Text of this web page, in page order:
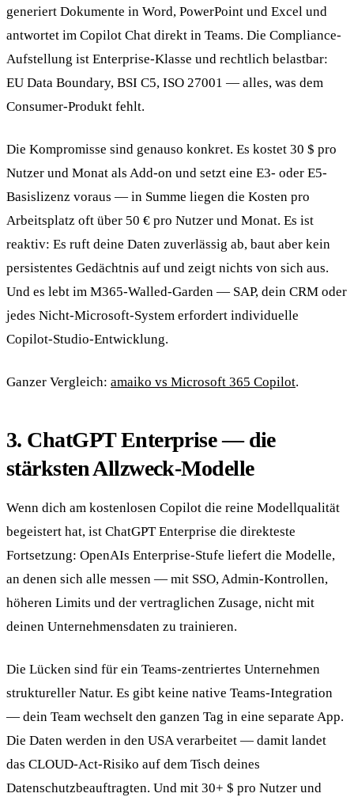
generiert Dokumente in Word, PowerPoint und Excel und
antwortet im Copilot Chat direkt in Teams. Die Compliance-
Aufstellung ist Enterprise-Klasse und rechtlich belastbar:
EU Data Boundary, BSI C5, ISO 27001 — alles, was dem
Consumer-Produkt fehlt.
Die Kompromisse sind genauso konkret. Es kostet 30 $ pro
Nutzer und Monat als Add-on und setzt eine E3- oder E5-
Basislizenz voraus — in Summe liegen die Kosten pro
Arbeitsplatz oft über 50 € pro Nutzer und Monat. Es ist
reaktiv: Es ruft deine Daten zuverlässig ab, baut aber kein
persistentes Gedächtnis auf und zeigt nichts von sich aus.
Und es lebt im M365-Walled-Garden — SAP, dein CRM oder
jedes Nicht-Microsoft-System erfordert individuelle
Copilot-Studio-Entwicklung.
Ganzer Vergleich: amaiko vs Microsoft 365 Copilot.
3. ChatGPT Enterprise — die
stärksten Allzweck-Modelle
Wenn dich am kostenlosen Copilot die reine Modellqualität
begeistert hat, ist ChatGPT Enterprise die direkteste
Fortsetzung: OpenAIs Enterprise-Stufe liefert die Modelle,
an denen sich alle messen — mit SSO, Admin-Kontrollen,
höheren Limits und der vertraglichen Zusage, nicht mit
deinen Unternehmensdaten zu trainieren.
Die Lücken sind für ein Teams-zentriertes Unternehmen
struktureller Natur. Es gibt keine native Teams-Integration
— dein Team wechselt den ganzen Tag in eine separate App.
Die Daten werden in den USA verarbeitet — damit landet
das CLOUD-Act-Risiko auf dem Tisch deines
Datenschutzbeauftragten. Und mit 30+ $ pro Nutzer und